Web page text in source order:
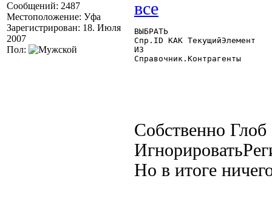
Сообщений: 2487
Местоположение: Уфа
Зарегистрирован: 18. Июля
2007
Пол:
ВЫБРАТЬ
Спр.ID КАК ТекущийЭлемент
ИЗ
Справочник.Контрагенты
Собственно
Но в итоге